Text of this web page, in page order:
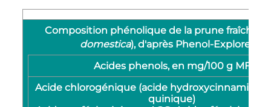
Composition phénolique de la prune fraîche (
domestica), d'après Phenol-Explorer
Acides phenols, en mg/100 g MF
Acide chlorogénique(acide
quinique)